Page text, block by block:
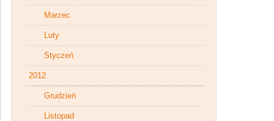
Marzec
Luty
Styczeń
2012
Grudzień
Listopad